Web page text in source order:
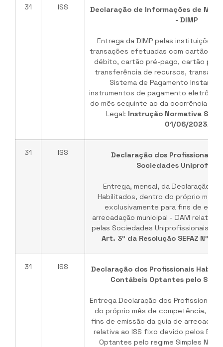
31 ISS
Declaração de Informações de
- DIMP
Entrega da DIMP pelas instituições
transações efetuadas com cartão de
débito, cartão pré-pago, cartão pós-
transferência de recursos,
Sistema de Pagamento
instrumentos de pagamento
do mês seguinte ao da ocorrência
Legal: Instrução Normativa SF/
01/06/2023.
31 ISS
Declaração dos Profissionais
Sociedades
Entrega, mensal, da Declaração
Habilitados, dentro do próprio mês
exclusivamente para fins de
arrecadação municipal - DAM relativa
pelas Sociedades Uniprofissionais.
Art. 3º da Resolução SEFAZ Nº 3
31 ISS
Declaração dos Profissionais
Contábeis Optantes pelo
Entrega Declaração dos Profissionais
do próprio mês de competência,
fins de emissão da guia de
relativa ao ISS fixo devido pelos
Optantes pelo regime Simples